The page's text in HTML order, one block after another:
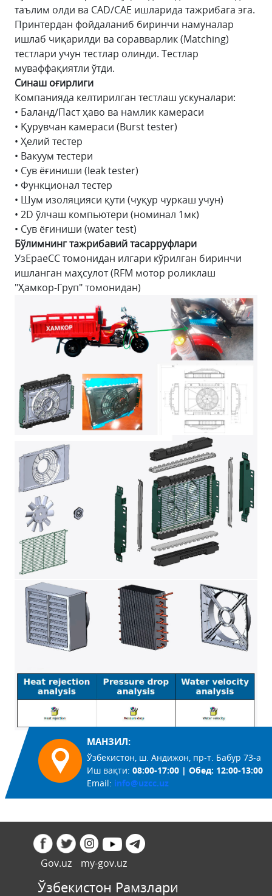
таълим олди ва CAD/CAE ишларида тажрибага эга.
Принтердан фойдаланиб биринчи намуналар
ишлаб чиқарилди ва соравварлик (Matching)
тестлари учун тестлар олинди. Тестлар
муваффақиятли ўтди.
Синаш оғирлиги
Компанияда келтирилган тестлаш ускуналари:
• Баланд/Паст ҳаво ва намлик камераси
• Қурувчан камераси (Burst tester)
• Ҳелий тестер
• Вакуум тестери
• Сув ёғиниши (leak tester)
• Функционал тестер
• Шум изоляцияси қути (чуқур чуркаш учун)
• 2D ўлчаш компьютери (номинал 1мк)
• Сув ёғиниши (water test)
Бўлимнинг тажрибавий тасарруфлари
УзЕраеCC томонидан илгари кўрилган биринчи
ишланган маҳсулот (RFM мотор роликлаш
"Ҳамкор-Груп" томонидан)
Gov.uz my-gov.uz
МАНЗИЛ:
Ўзбекистон, ш. Андижон, пр-т. Бабур 73-а
Иш вақти: 08:00-17:00 | Обед: 12:00-13:00
Email: info@uzcc.uz
Ўзбекистон Рамзлари